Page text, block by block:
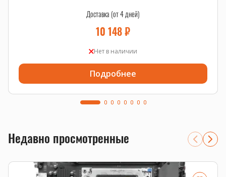
Доставка (от 4 дней)
10 148₽
Нет в наличии
Подробнее
Недавно просмотренные